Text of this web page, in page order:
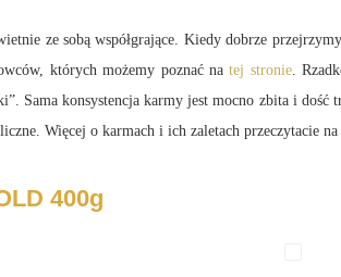
ze sobą współgrające. Kiedy dobrze
których możemy poznać natej stronie.
Sama konsystencja karmy jest mocno zbita i dość
Więcej o karmach i ich zaletach przeczytacie na
400g